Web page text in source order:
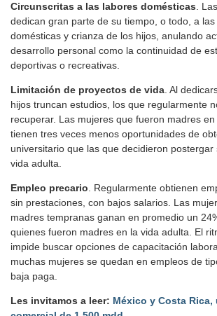
Circunscritas a las labores domésticas.
dedican gran parte de su tiempo, o todo, a
domésticas y crianza de los hijos, anulando
desarrollo personal como la continuidad de
deportivas o recreativas.
Limitación de proyectos de vida. Al
hijos truncan estudios, los que regularmente
recuperar. Las mujeres que fueron madres
tienen tres veces menos oportunidades de
universitario que las que decidieron
vida adulta.
Empleo precario. Regularmente obtienen
sin prestaciones, con bajos salarios. Las
madres tempranas ganan en promedio un
quienes fueron madres en la vida adulta. El
impide buscar opciones de capacitación
muchas mujeres se quedan en empleos de
baja paga.
Les invitamos a leer: México y Costa Rica,